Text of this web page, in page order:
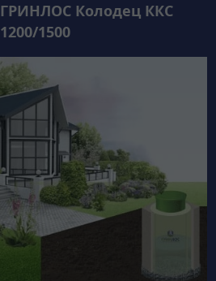
Колодец ККС
1200/1500